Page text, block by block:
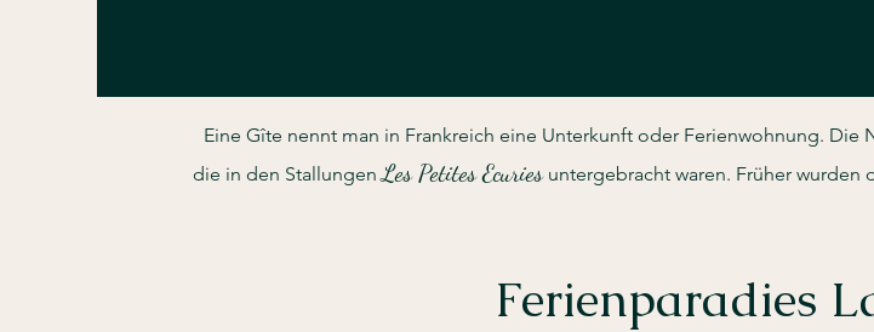
Eine Gîte nennt man in Frankreich eine Unterkunft oder Ferienwohnung.
die in den StallungenLes Petites Ecuriesuntergebracht waren. Früher wurden
Ferienparadies